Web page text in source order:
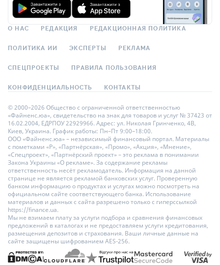
О НАС РЕДАКЦИЯ РЕДАКЦИОННАЯ ПОЛИТИКА
ПОЛИТИКА ИИ ЭКСПЕРТЫ РЕКЛАМА
СПЕЦПРОЕКТЫ ПРАВИЛА ПОЛЬЗОВАНИЯ
КОНФИДЕНЦИАЛЬНОСТЬ КОНТАКТЫ
© 2000–2026 Общество с ограниченной ответственностью
«Файненс.юа», свидетельство на знак для товаров и услуг № 37423 от
16.02.2004, ЕДРПОУ 22929966. Адрес: ул. Николая Гринченко, 4В,
Киев, Украина. График работы: Пн–Пт 9:00–18:00.
ООО «Файненс.юа» – независимый финансовый портал. Материалы
с пометками «Р», «Партнёрская», «Промо», «Акция», «Мнение»,
«Спецпроект», «Партнёрский проект» – это реклама в понимании
Закона Украины «О рекламе». За содержание рекламы
ответственность несёт рекламодатель. Информация на данной
странице не является рекламой банковских услуг. Проверенную
банком информацию о продуктах и услугах можно посмотреть на
официальном сайте соответствующего банка. Использование
материалов и данных с сайта разрешено только с гиперссылкой
https://finance.ua.
Мы не взимаем плату за услуги подбора и сравнения финансовых
предложений в каталогах и не предоставляем услуги кредитования,
размещения депозитов и страхования. Ваши личные данные на
сайте защищены шифрованием AES-256.